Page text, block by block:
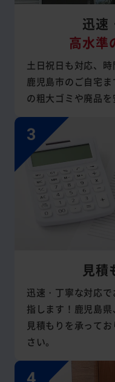
迅速
高水準
土日祝日も対応、時
鹿児島市のご自宅
の粗大ゴミや廃品を
見積
迅速・丁寧な対応
指します！鹿児島県
見積もりを承って
さい。